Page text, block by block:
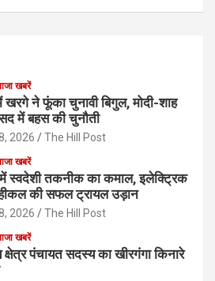
खबरें
में खरगे ने फूंका चुनावी बिगुल, मोदी-शाह
में बहस की चुनौती
2026 The Hill Post
खबरें
में स्वदेशी तकनीक का कमाल, इलेक्ट्रिक
की सफल ट्रायल उड़ान
2026 The Hill Post
खबरें
क्षेत्र पंचायत सदस्य का खीरगंगा किनारे